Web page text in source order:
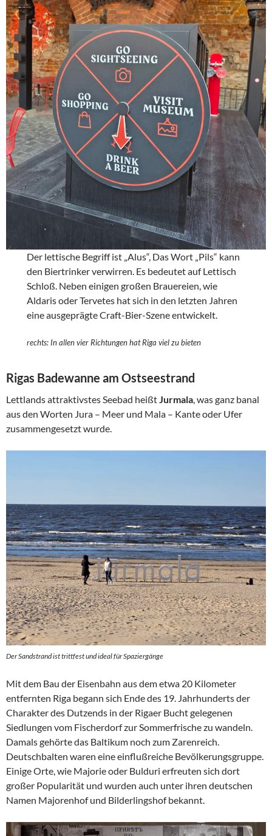
Der lettische Begriff ist „Alus“, Das Wort „Pils“ kann
den Biertrinker verwirren. Es bedeutet auf Lettisch
Schloß. Neben einigen großen Brauereien, wie
Aldaris oder Tervetes hat sich in den letzten Jahren
eine ausgeprägte Craft-Bier-Szene entwickelt.
rechts: In allen vier Richtungen hat Riga viel zu bieten
Rigas Badewanne am Ostseestrand
Lettlands attraktivstes Seebad heißtJurmala, was ganz banal
aus den Worten Jura – Meer und Mala – Kante oder Ufer
zusammengesetzt wurde.
Der Sandstrand ist trittfest und ideal für Spaziergänge
Mit dem Bau der Eisenbahn aus dem etwa 20 Kilometer
entfernten Riga begann sich Ende des 19. Jahrhunderts der
Charakter des Dutzends in der Rigaer Bucht gelegenen
Siedlungen vom Fischerdorf zur Sommerfrische zu wandeln.
Damals gehörte das Baltikum noch zum Zarenreich.
Deutschbalten waren eine einflußreiche Bevölkerungsgruppe.
Einige Orte, wie Majorie oder Bulduri erfreuten sich dort
großer Popularität und wurden auch unter ihren deutschen
Namen Majorenhof und Bilderlingshof bekannt.